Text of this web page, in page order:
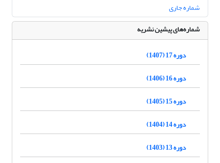
شماره جاری
شماره‌های پیشین نشریه
دوره 17 (1407)
دوره 16 (1406)
دوره 15 (1405)
دوره 14 (1404)
دوره 13 (1403)